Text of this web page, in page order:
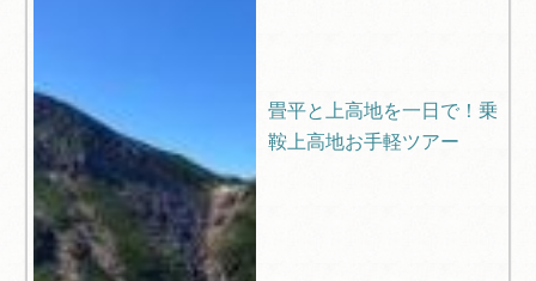
畳平と上高地を一日で！乗
鞍上高地お手軽ツアー